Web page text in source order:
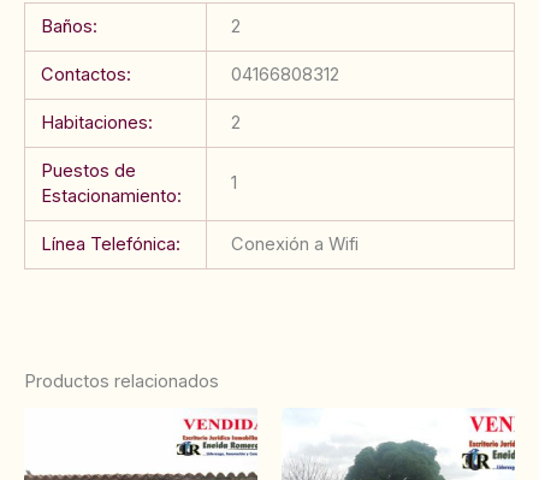
Baños: 2
Contactos: 04166808312
Habitaciones: 2
Puestos de
Estacionamiento:
1
Línea Telefónica: Conexión a Wifi
Productos relacionados